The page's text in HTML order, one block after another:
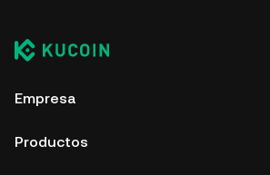
Empresa
Productos